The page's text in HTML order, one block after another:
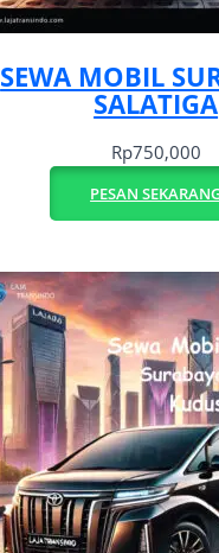
SEWA MOBIL
SALATIGA
Rp750,000
PESAN